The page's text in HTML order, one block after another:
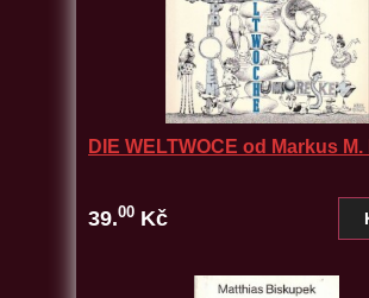
DIE WELTWOCE od Markus
39.00 Kč